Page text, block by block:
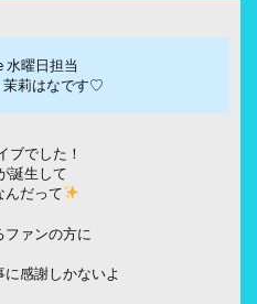
水曜日担当
茉莉はなです♡
ブでした！
誕生して
んだって
ァンの方に
感謝しかないよ